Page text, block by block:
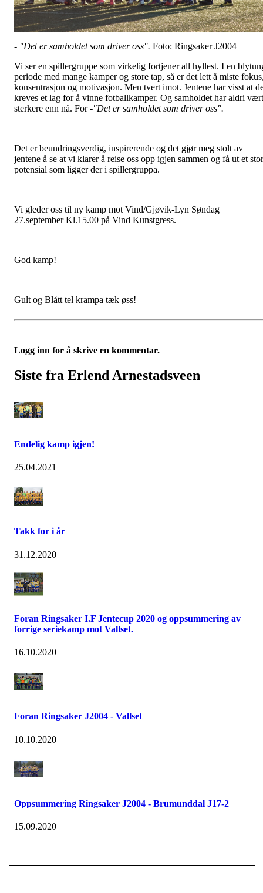
- "Det er samholdet som driver oss". Foto: Ringsaker J2004
Vi ser en spillergruppe som virkelig fortjener all hyllest. I en
periode med mange kamper og store tap, så er det lett å miste
konsentrasjon og motivasjon. Men tvert imot. Jentene har visst at
kreves et lag for å vinne fotballkamper. Og samholdet har aldri vært
sterkere enn nå. For-"Det er samholdet som driver oss".
Det er beundringsverdig, inspirerende og det gjør meg stolt av
jentene å se at vi klarer å reise oss opp igjen sammen og få ut et
potensial som ligger der i spillergruppa.
Vi gleder oss til ny kamp mot Vind/Gjøvik-Lyn Søndag
27.september Kl.15.00 på Vind Kunstgress.
God kamp!
Gult og Blått tel krampa tæk øss!
Logg inn for å skrive en kommentar.
Siste fra Erlend Arnestadsveen
Endelig kamp igjen!
25.04.2021
Takk for i år
31.12.2020
Foran Ringsaker I.F Jentecup 2020 og oppsummering av
forrige seriekamp mot Vallset.
16.10.2020
Foran Ringsaker J2004 - Vallset
10.10.2020
Oppsummering Ringsaker J2004 - Brumunddal J17-2
15.09.2020